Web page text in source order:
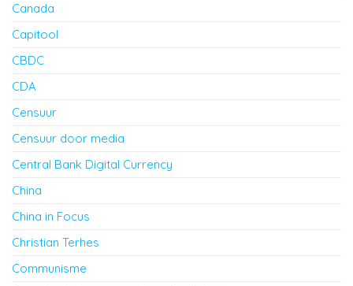
Canada
Capitool
CBDC
CDA
Censuur
Censuur door media
Central Bank Digital Currency
China
China in Focus
Christian Terhes
Communisme